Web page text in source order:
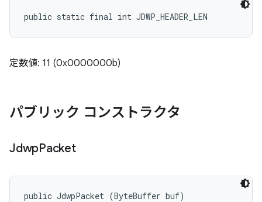
public static final int JDWP_HEADER_LEN
定数値: 11 (0x0000000b)
パブリック コンストラクタ
JdwpPacket
public JdwpPacket (ByteBuffer buf)